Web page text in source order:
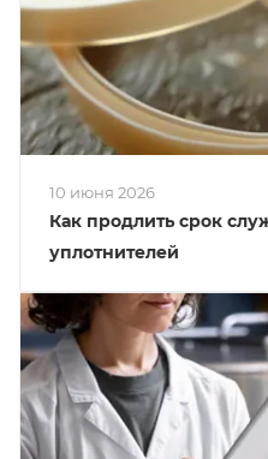
10 июня 2026
Как продлить срок
уплотнителей